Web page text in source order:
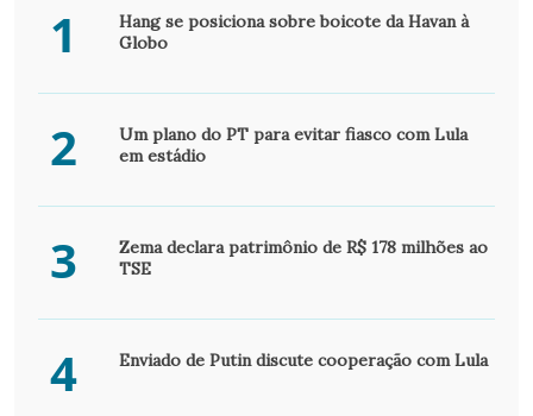
1
Hang se posiciona sobre boicote da Havan à
Globo
2
Um plano do PT para evitar fiasco com Lula
em estádio
3
Zema declara patrimônio de R$ 178 milhões ao
TSE
4 Enviado de Putin discute cooperação com Lula